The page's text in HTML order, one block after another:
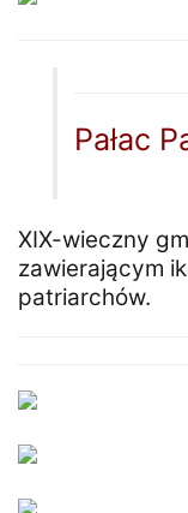
Pałac
XIX-wieczny
zawierającym
patriarchów.